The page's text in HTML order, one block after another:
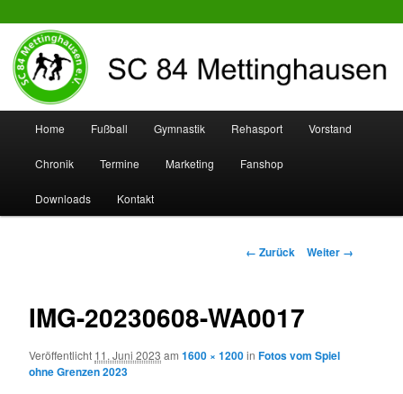
SC 84 Mettinghausen
Zum
Inhalt
wechseln
Zum
sekundären
Inhalt
Home Fußball Gymnastik Rehasport Vorstand
Chronik Termine Marketing Fanshop
Downloads Kontakt
Bilder-
← Zurück Weiter →
IMG-20230608-WA0017
Veröffentlicht 11. Juni 2023 am1600 × 1200inFotos vom Spiel
ohne Grenzen 2023